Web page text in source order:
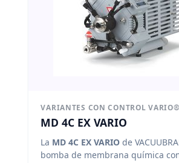
VARIANTES CON CONTROL VARIO®
MD 4C EX VARIO
La MD 4C EX VARIO de
bomba de membrana química